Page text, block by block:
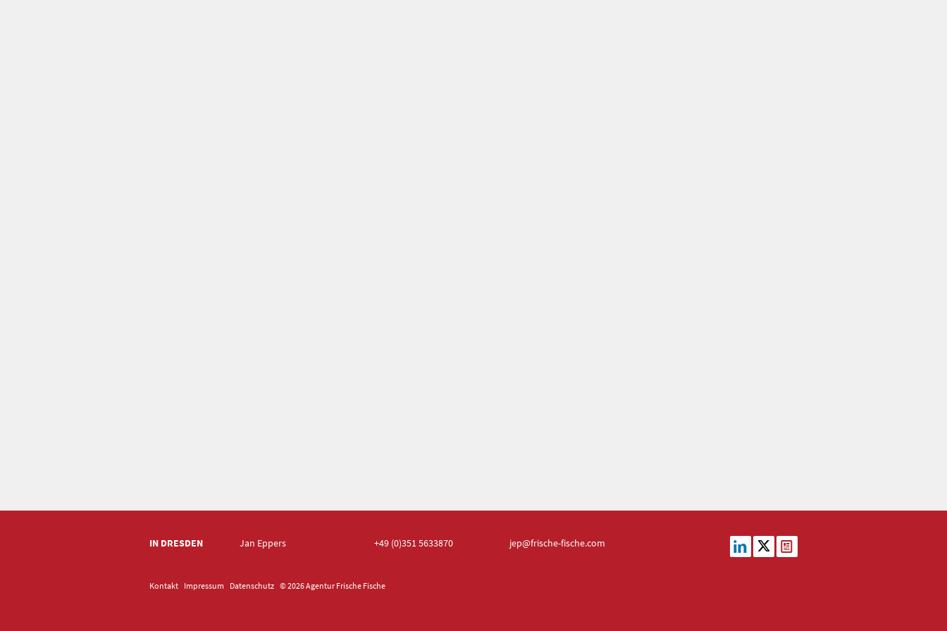
IN DRESDEN Jan Eppers +49 (0)3515633870 jep@frische-fische.com
Kontakt Impressum Datenschutz © 2026 Agentur Frische Fische